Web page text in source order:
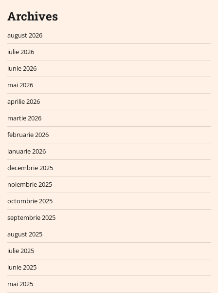
Archives
august 2026
iulie 2026
iunie 2026
mai 2026
aprilie 2026
martie 2026
februarie 2026
ianuarie 2026
decembrie 2025
noiembrie 2025
octombrie 2025
septembrie 2025
august 2025
iulie 2025
iunie 2025
mai 2025